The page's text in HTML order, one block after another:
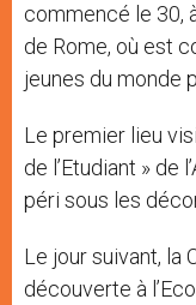
commencé le 30,
de Rome, où est
jeunes du monde
Le premier lieu
de l’Etudiant » de
péri sous les
Le jour suivant, la
découverte à